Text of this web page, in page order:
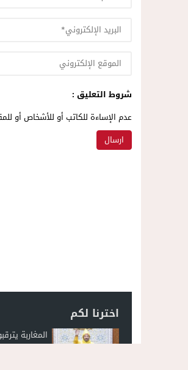
شروط التعليق :
عدم الإساءة للكاتب أو للأشخاص أو
اخترنا لكم
المغاربة
الملك في